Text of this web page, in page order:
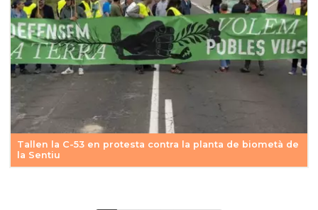
Tallen la C-53 en protesta contra la planta de biometà de
la Sentiu